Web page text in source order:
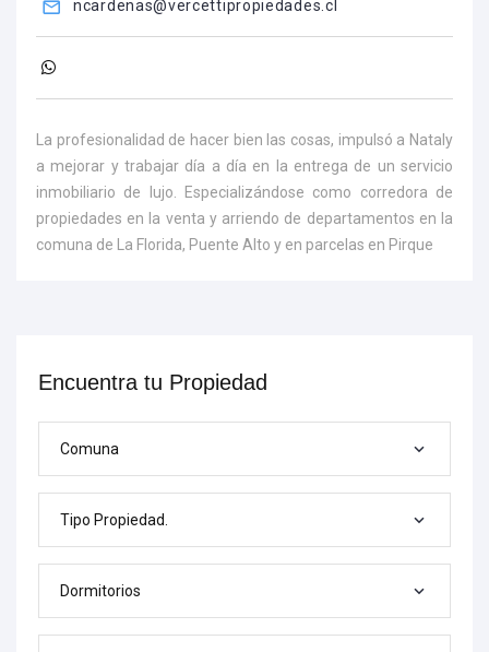
ncardenas@vercettipropiedades.cl
La profesionalidad de hacer bien las cosas, impulsó a Nataly
a mejorar y trabajar día a día en la entrega de un servicio
inmobiliario de lujo. Especializándose como corredora de
propiedades en la venta y arriendo de departamentos en la
comuna de La Florida, Puente Alto y en parcelas en Pirque
Encuentra tu Propiedad
Comuna
Tipo Propiedad.
Dormitorios